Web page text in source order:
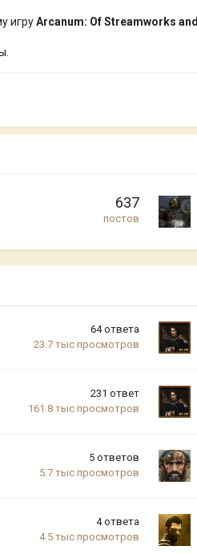
игруArcanum: Of Streamworks and
637
постов
64 ответа
23.7 тыс просмотров
231 ответ
161.8 тыс просмотров
5 ответов
5.7 тыс просмотров
4 ответа
4.5 тыс просмотров